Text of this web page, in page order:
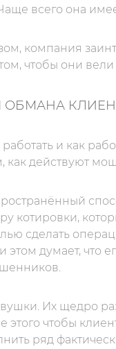
всего она
компания
чтобы они
и как
как действуют
котировки,
сделать
этом думает, что
Их щедро
этого чтобы
ряд